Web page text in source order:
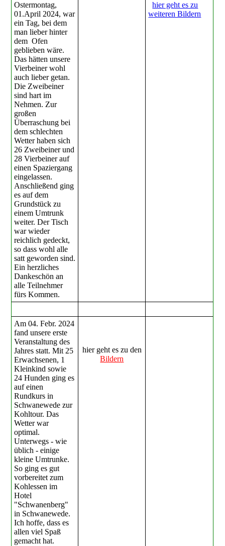
Ostermontag,
01.April 2024, war
ein Tag, bei dem
man lieber hinter
dem Ofen
geblieben wäre.
Das hätten unsere
Vierbeiner wohl
auch lieber getan.
Die Zweibeiner
sind hart im
Nehmen. Zur
großen
Überraschung bei
dem schlechten
Wetter haben sich
26 Zweibeiner und
28 Vierbeiner auf
einen Spaziergang
eingelassen.
Anschließend ging
es auf dem
Grundstück zu
einem Umtrunk
weiter. Der Tisch
war wieder
reichlich gedeckt,
so dass wohl alle
satt geworden sind.
Ein herzliches
Dankeschön an
alle Teilnehmer
fürs Kommen.
hier geht es zu
weiteren Bildern
Am 04. Febr. 2024
fand unsere erste
Veranstaltung des
Jahres statt. Mit 25
Erwachsenen, 1
Kleinkind sowie
24 Hunden ging es
auf einen
Rundkurs in
Schwanewede zur
Kohltour. Das
Wetter war
optimal.
Unterwegs - wie
üblich - einige
kleine Umtrunke.
So ging es gut
vorbereitet zum
Kohlessen im
Hotel
"Schwanenberg"
in Schwanewede.
Ich hoffe, dass es
allen viel Spaß
gemacht hat.
hier geht es zu den
Bildern